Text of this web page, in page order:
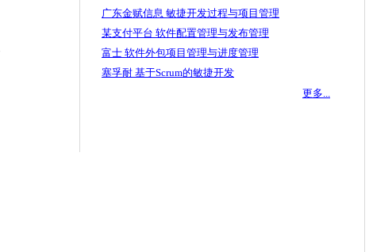
广东金赋信息 敏捷开发过程与项目管理
某支付平台 软件配置管理与发布管理
富士 软件外包项目管理与进度管理
塞孚耐 基于Scrum的敏捷开发
更多...